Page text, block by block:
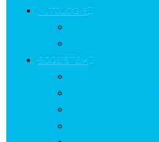
MITOLOGIE
ECOSISTEM